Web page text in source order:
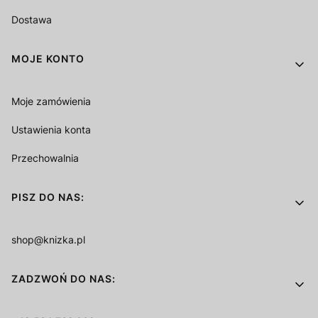
Dostawa
MOJE KONTO
Moje zamówienia
Ustawienia konta
Przechowalnia
PISZ DO NAS:
shop@knizka.pl
ZADZWOŃ DO NAS: